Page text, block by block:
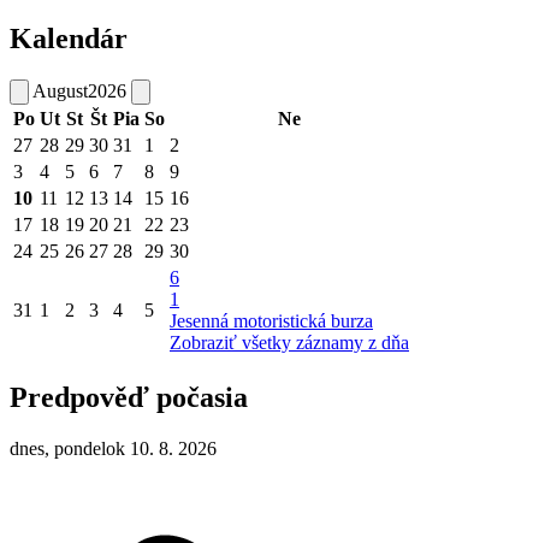
Kalendár
August2026
Po Ut St Št Pia So
Ne
27 28 29 30 31 1
2
3
4 5 6 7 8
9
10 11 12 13 14 15 16
17 18 19 20 21 22 23
24 25 26 27 28 29 30
31 1 2 3 4 5
6
1
Jesenná motoristická burza
Zobraziť všetky záznamy z dňa
Predpověď počasia
dnes, pondelok 10. 8. 2026